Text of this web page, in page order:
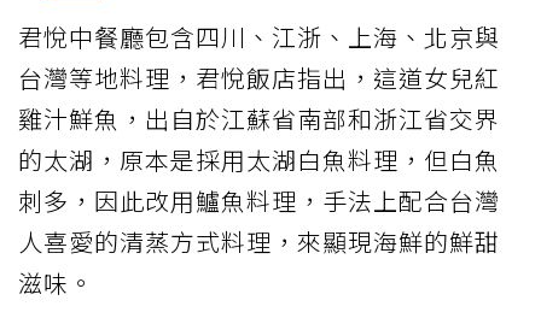
君悅中餐廳包含四川、江浙、上海、北京與
台灣等地料理，君悅飯店指出，這道女兒紅
雞汁鮮魚，出自於江蘇省南部和浙江省交界
的太湖，原本是採用太湖白魚料理，但白魚
刺多，因此改用鱸魚料理，手法上配合台灣
人喜愛的清蒸方式料理，來顯現海鮮的鮮甜
滋味。